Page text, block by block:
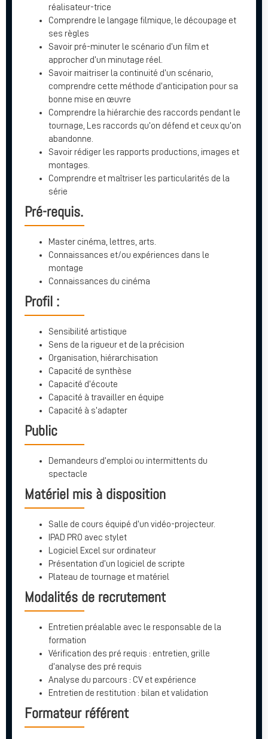
réalisateur-trice
Comprendre le langage filmique, le découpage et
ses règles
Savoir pré-minuter le scénario d’un film et
approcher d’un minutage réel.
Savoir maitriser la continuité d’un scénario,
comprendre cette méthode d’anticipation pour sa
bonne mise en œuvre
Comprendre la hiérarchie des raccords pendant le
tournage, Les raccords qu’on défend et ceux qu’on
abandonne.
Savoir rédiger les rapports productions, images et
montages.
Comprendre et maîtriser les particularités de la
série
Pré-requis.
Master cinéma, lettres, arts.
Connaissances et/ou expériences dans le
montage
Connaissances du cinéma
Profil :
Sensibilité artistique
Sens de la rigueur et de la précision
Organisation, hiérarchisation
Capacité de synthèse
Capacité d’écoute
Capacité à travailler en équipe
Capacité à s’adapter
Public
Demandeurs d’emploi ou intermittents du
spectacle
Matériel mis à disposition
Salle de cours équipé d’un vidéo-projecteur.
IPAD PRO avec stylet
Logiciel Excel sur ordinateur
Présentation d’un logiciel de scripte
Plateau de tournage et matériel
Modalités de recrutement
Entretien préalable avec le responsable de la
formation
Vérification des pré requis : entretien, grille
d’analyse des pré requis
Analyse du parcours : CV et expérience
Entretien de restitution : bilan et validation
Formateur référent